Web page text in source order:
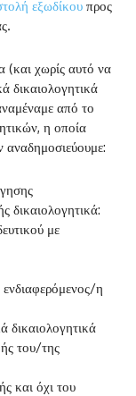
εξωδίκου προς
χωρίς αυτό να
δικαιολογητικά
από το
η οποία
αναδημοσιεύουμε:
δικαιολογητικά:
με
η
δικαιολογητικά
του/της
και όχι του